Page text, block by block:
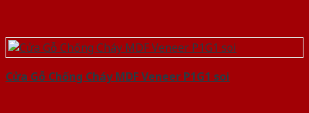
Cửa Gỗ Chống Cháy MDF Veneer P1G1 soi